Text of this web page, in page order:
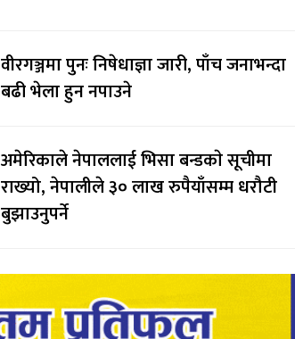
वीरगञ्जमा पुनः निषेधाज्ञा जारी, पाँच जनाभन्दा
बढी भेला हुन नपाउने
अमेरिकाले नेपाललाई भिसा बन्डकाे सूचीमा
राख्यो, नेपालीले ३० लाख रुपैयाँसम्म धरौटी
बुझाउनुपर्ने